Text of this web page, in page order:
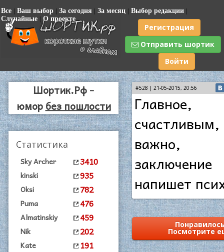
Все | Ваш выбор | За сегодня | За месяц | Выбор редакции |
Случайные | О проекте
Регистрация
Отправить шортик
Войти
Шортик.Рф -
юморбез пошлости
Статистика
Sky Archer 3410
kinski 935
Oksi 782
Puma 476
Almatinskiy 459
Nik 202
Kate 191
#528 | 21-05-2015, 20:56
Главное,
важно,
заключение
напишет
Посмотрите